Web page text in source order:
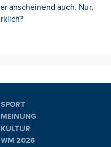
anscheinend auch. Nur,
SPORT
MEINUNG
KULTUR
WM 2026